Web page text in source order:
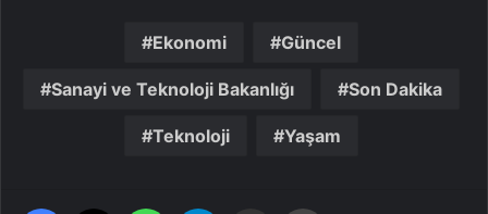
Ekonomi Güncel
Sanayi ve Teknoloji Bakanlığı Son Dakika
Teknoloji Yaşam
Facebook WhatsApp Email'den paylaş